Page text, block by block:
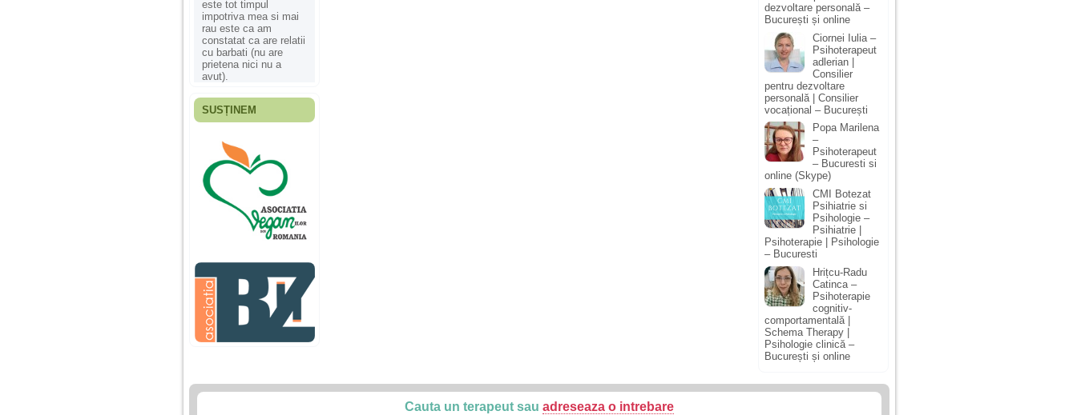
este tot timpul
impotriva mea si mai
rau este ca am
constatat ca are relatii
cu barbati (nu are
prietena nici nu a
avut).
Fiica mea s-a nascut
ani, privind in urma
realizez cat de multe
greseli am facut in
educatia si cresterea
ei, am fost o mama
egoista, preocupata
de implinirea
profesionala, cand ea
era mica am neglijat-
agresiva, orice
greseala era taxata cu
o palma sau pedepse.
De 4 ani am o relatie
serioasa cu un barbat
sa se manifeste o
SUSȚINEM
dezvoltare personală –
București și online
Ciornei Iulia –
Psihoterapeut
adlerian |
Consilier
pentru dezvoltare
personală | Consilier
vocațional – București
Popa Marilena
–
Psihoterapeut
– Bucuresti si
online (Skype)
CMI Botezat
Psihiatrie si
Psihologie –
Psihiatrie |
Psihoterapie | Psihologie
– Bucuresti
Hrițcu-Radu
Catinca –
Psihoterapie
cognitiv-
comportamentală |
Schema Therapy |
Psihologie clinică –
București și online
Cauta un terapeut sau adreseaza o intrebare